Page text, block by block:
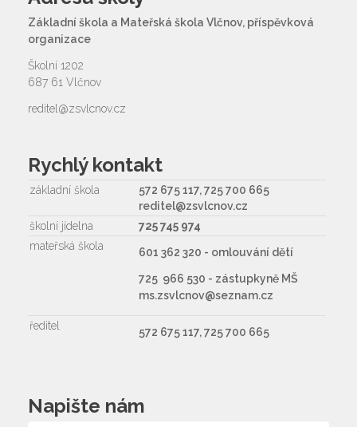
Základní škola a Mateřská škola Vlčnov, příspěvková
organizace
Školní 1202
687 61 Vlčnov
reditel@zsvlcnov.cz
Rychlý kontakt
základní škola
572 675 117, 725 700 665
reditel@zsvlcnov.cz
školní jídelna
725 745 974
mateřská škola
601 362 320 - omlouvání dětí
725 966 530 - zástupkyně MŠ
ms.zsvlcnov@seznam.cz
ředitel 572 675 117, 725 700 665
Napište nám